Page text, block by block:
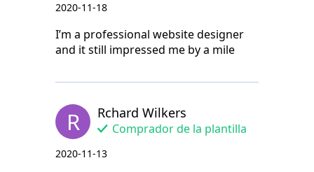
2020-11-18
I’m a professional website designer
and it still impressed me by a mile
R Rchard Wilkers
Comprador de la plantilla
2020-11-13